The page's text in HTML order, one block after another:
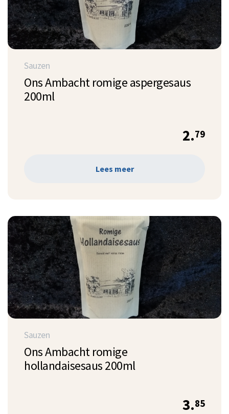
Sauzen
Ons Ambacht romige aspergesaus
200ml
2.79
Lees meer
Sauzen
Ons Ambacht romige
hollandaisesaus 200ml
3.85